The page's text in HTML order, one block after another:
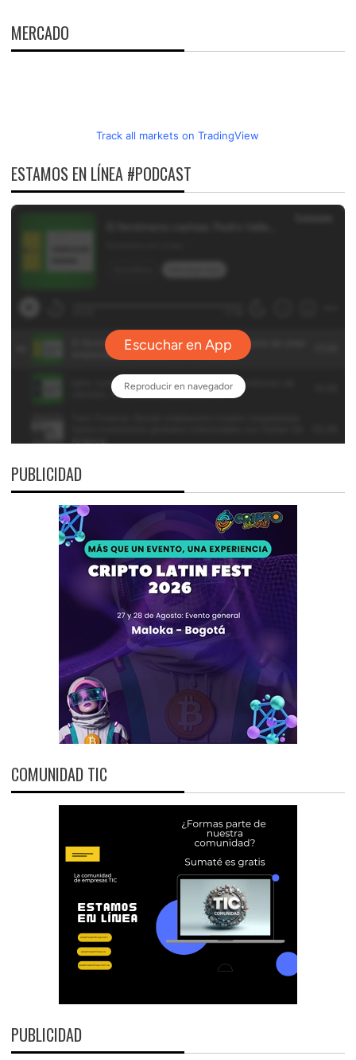
MERCADO
Track all markets on TradingView
ESTAMOS EN LÍNEA #PODCAST
PUBLICIDAD
COMUNIDAD TIC
PUBLICIDAD